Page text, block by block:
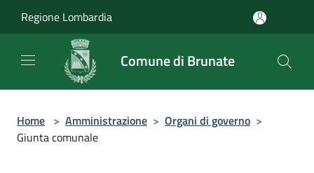
Regione Lombardia
Comune di Brunate
Home > Amministrazione > Organi di governo >
Giunta comunale